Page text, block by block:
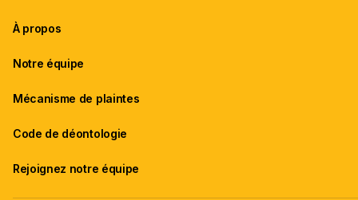
À propos
Notre équipe
Mécanisme de plaintes
Code de déontologie
Rejoignez notre équipe